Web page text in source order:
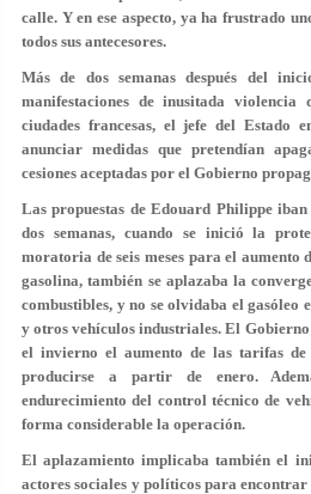
calle. Y en ese aspecto, ya ha frustrado
todos sus antecesores.
Más de dos semanas después del
manifestaciones de inusitada
ciudades francesas, el jefe del Estado
anunciar medidas que pretendían
cesiones aceptadas por el Gobierno
Las propuestas de Edouard Philippe
dos semanas, cuando se inició la
moratoria de seis meses para el aumento
gasolina, también se aplazaba la
combustibles, y no se olvidaba el
y otros vehículos industriales. El
el invierno el aumento de las tarifas
producirse a partir de enero.
endurecimiento del control técnico de
forma considerable la operación.
El aplazamiento implicaba también el
actores sociales y políticos para encontrar